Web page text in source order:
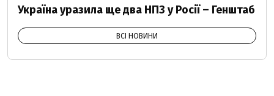
Україна уразила ще два НПЗ у Росії – Генштаб
ВСІ НОВИНИ